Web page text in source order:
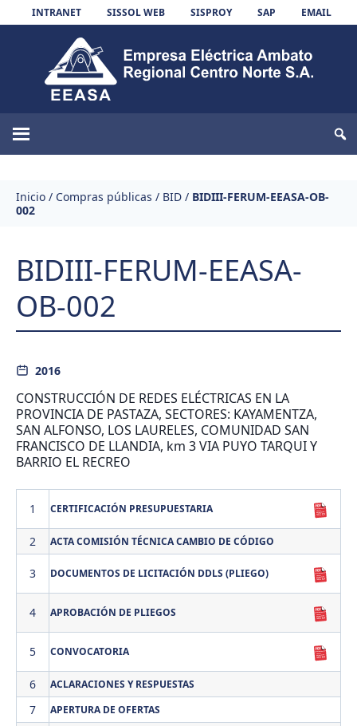
Skip to content
INTRANET SISSOL WEB SISPROY SAP EMAIL
EEASA
Inicio / Compras públicas / BID / BIDIII-FERUM-EEASA-OB-
002
BIDIII-FERUM-EEASA-
OB-002
2016
CONSTRUCCIÓN DE REDES ELÉCTRICAS EN LA
PROVINCIA DE PASTAZA, SECTORES: KAYAMENTZA,
SAN ALFONSO, LOS LAURELES, COMUNIDAD SAN
FRANCISCO DE LLANDIA, km 3 VIA PUYO TARQUI Y
BARRIO EL RECREO
1 CERTIFICACIÓN PRESUPUESTARIA
2 ACTA COMISIÓN TÉCNICA CAMBIO DE CÓDIGO
3 DOCUMENTOS DE LICITACIÓN DDLS (PLIEGO)
4 APROBACIÓN DE PLIEGOS
5 CONVOCATORIA
6 ACLARACIONES Y RESPUESTAS
7 APERTURA DE OFERTAS